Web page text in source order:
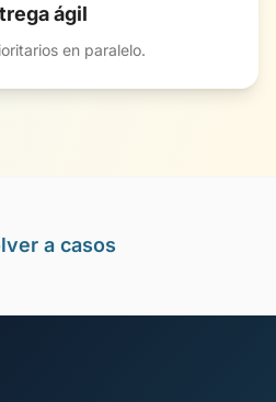
ágil
en paralelo.
a casos